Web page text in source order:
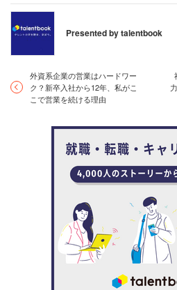
中期経営計画策定の支援とひと
は多岐にわたる。中村と同じ部
Presented by talentbook
外資系企業の営業はハードワー
ク？新卒入社から12年、私がこ
こで営業を続ける理由